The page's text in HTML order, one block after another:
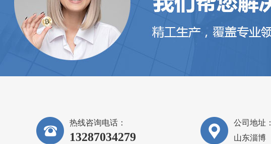
热线咨询电话：
13287034279
公司地址：
山东淄博